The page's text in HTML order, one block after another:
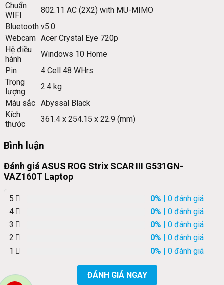
Chuẩn
WIFI
802.11 AC (2X2) with MU-MIMO
Bluetooth v5.0
Webcam Acer Crystal Eye 720p
Hệ điều
hành
Windows 10 Home
Pin
4 Cell 48 WHrs
Trọng
lượng
2.4 kg
Màu sắc Abyssal Black
Kích
thước
361.4 x 254.15 x 22.9 (mm)
Bình luận
Đánh giá ASUS ROG Strix SCAR III G531GN-
VAZ160T Laptop
5 0% | 0 đánh giá
4
0% | 0 đánh giá
3
0% | 0 đánh giá
2
0% | 0 đánh giá
1
0% | 0 đánh giá
ĐÁNH GIÁ NGAY